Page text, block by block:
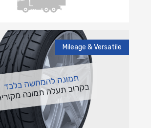
Mileage & Versatile